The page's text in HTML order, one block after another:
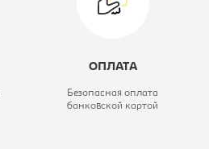
Тетрис
ОПЛАТА
Безопасная оплата
банковской картой